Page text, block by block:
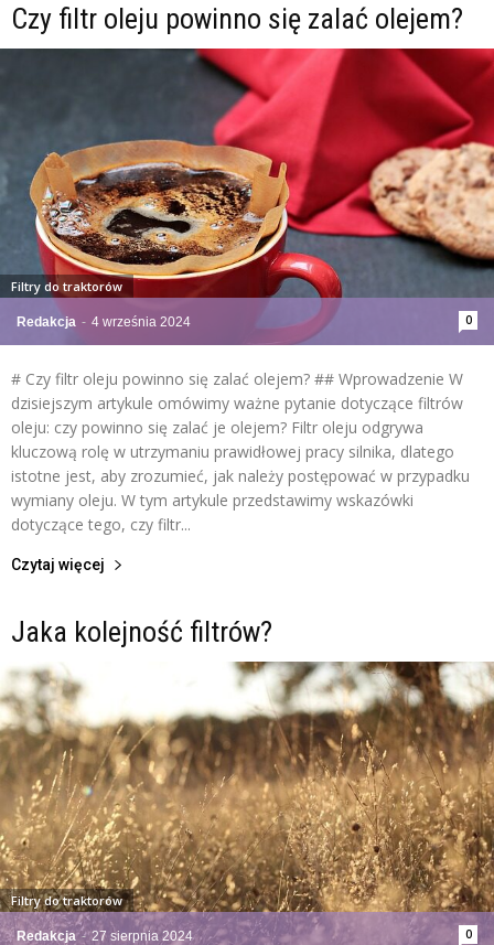
Czy filtr oleju powinno się zalać olejem?
Redakcja - 4 września 2024 0
Filtry do traktorów
# Czy filtr oleju powinno się zalać olejem? ## Wprowadzenie W
dzisiejszym artykule omówimy ważne pytanie dotyczące filtrów
oleju: czy powinno się zalać je olejem? Filtr oleju odgrywa
kluczową rolę w utrzymaniu prawidłowej pracy silnika, dlatego
istotne jest, aby zrozumieć, jak należy postępować w przypadku
wymiany oleju. W tym artykule przedstawimy wskazówki
dotyczące tego, czy filtr...
Czytaj więcej
Jaka kolejność filtrów?
Redakcja - 27 sierpnia 2024 0
Filtry do traktorów